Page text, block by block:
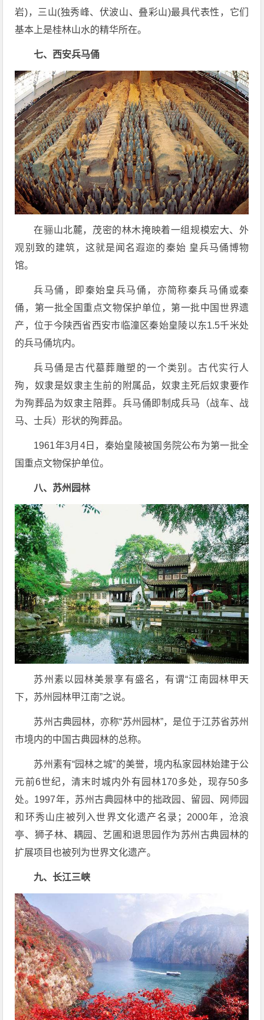
岩)，三山(独秀峰、伏波山、叠彩山)最具代表性，它们
基本上是桂林山水的精华所在。
七、西安兵马俑
在骊山北麓，茂密的林木掩映着一组规模宏大、外
观别致的建筑，这就是闻名遐迩的秦始 皇兵马俑博物
馆。
兵马俑，即秦始皇兵马俑，亦简称秦兵马俑或秦
俑，第一批全国重点文物保护单位，第一批中国世界遗
产，位于今陕西省西安市临潼区秦始皇陵以东1.5千米处
的兵马俑坑内。
兵马俑是古代墓葬雕塑的一个类别。古代实行人
殉，奴隶是奴隶主生前的附属品，奴隶主死后奴隶要作
为殉葬品为奴隶主陪葬。兵马俑即制成兵马（战车、战
马、士兵）形状的殉葬品。
1961年3月4日，秦始皇陵被国务院公布为第一批全
国重点文物保护单位。
八、苏州园林
苏州素以园林美景享有盛名，有谓“江南园林甲天
下，苏州园林甲江南”之说。
苏州古典园林，亦称“苏州园林”，是位于江苏省苏州
市境内的中国古典园林的总称。
苏州素有“园林之城”的美誉，境内私家园林始建于公
元前6世纪，清末时城内外有园林170多处，现存50多
处。1997年，苏州古典园林中的拙政园、留园、网师园
和环秀山庄被列入世界文化遗产名录；2000年，沧浪
亭、狮子林、耦园、艺圃和退思园作为苏州古典园林的
扩展项目也被列为世界文化遗产。
九、长江三峡